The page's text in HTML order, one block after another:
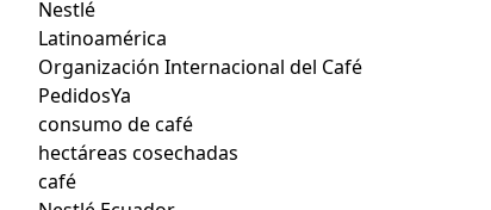
Nestlé
Latinoamérica
Organización Internacional del Café
PedidosYa
consumo de café
hectáreas cosechadas
café